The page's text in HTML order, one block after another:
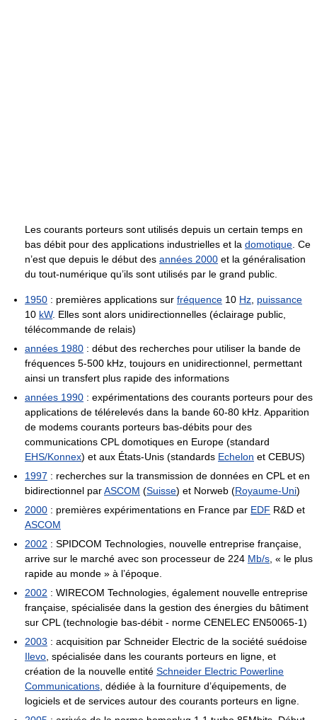
Les courants porteurs sont utilisés depuis un certain temps en
bas débit pour des applications industrielles et la domotique . Ce
n’est que depuis le début des années 2000 et la généralisation
du tout-numérique qu’ils sont utilisés par le grand public.
1950 : premières applications sur fréquence 10 Hz puissance
10 kW. Elles sont alors unidirectionnelles (éclairage public,
télécommande de relais)
années 1980 : début des recherches pour utiliser la bande de
fréquences 5-500 kHz , toujours en unidirectionnel, permettant
ainsi un transfert plus rapide des informations
années 1990 : expérimentations des courants porteurs pour des
applications de télérelevés dans la bande 60-80 kHz . Apparition
de modems courants porteurs bas-débits pour des
communications CPL domotiques en Europe (standard
EHS/Konnex) et aux États-Unis (standards Echelon et CEBUS)
1997 : recherches sur la transmission de données en CPL et en
bidirectionnel parASCOM (Suisse) et Norweb (Royaume-Uni)
2000 : premières expérimentations en France par EDF R&D et
ASCOM
2002 : SPIDCOM Technologies , nouvelle entreprise française,
arrive sur le marché avec son processeur de 224 Mb/s , « le plus
rapide au monde » à l’époque.
2002 : WIRECOM Technologies , également nouvelle entreprise
française, spécialisée dans la gestion des énergies du bâtiment
sur CPL (technologie bas-débit - norme CENELEC EN50065-1)
2003 : acquisition par Schneider Electric de la société suédoise
Ilevo , spécialisée dans les courants porteurs en ligne, et
création de la nouvelle entité Schneider Electric Powerline
Communications , dédiée à la fourniture d’équipements, de
logiciels et de services autour des courants porteurs en ligne.